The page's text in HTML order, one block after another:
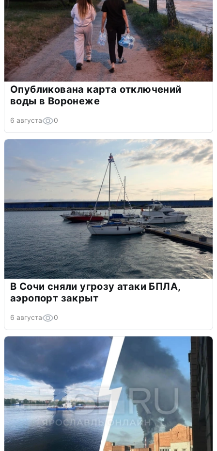
Опубликована карта отключений
воды в Воронеже
6 августа 0
В Сочи сняли угрозу атаки БПЛА,
аэропорт закрыт
6 августа 0